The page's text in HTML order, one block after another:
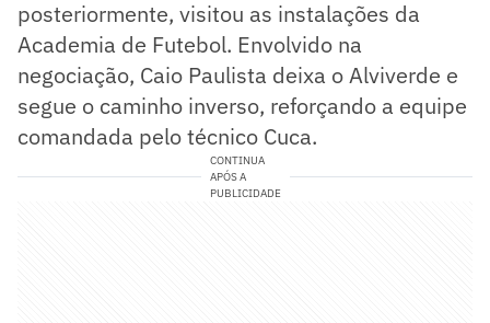
posteriormente, visitou as instalações da
Academia de Futebol. Envolvido na
negociação, Caio Paulista deixa o Alviverde e
segue o caminho inverso, reforçando a equipe
comandada pelo técnico Cuca.
CONTINUA
APÓS A
PUBLICIDADE